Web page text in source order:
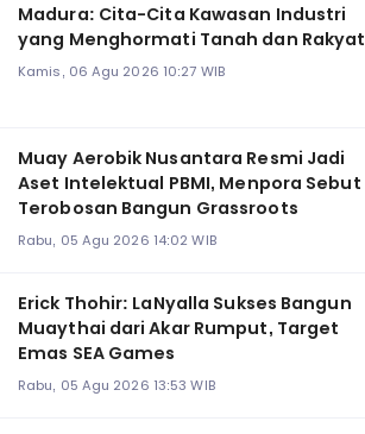
Madura: Cita-Cita Kawasan Industri
yang Menghormati Tanah dan Rakyat
Kamis, 06 Agu 2026 10:27 WIB
Muay Aerobik Nusantara Resmi Jadi
Aset Intelektual PBMI, Menpora Sebut
Terobosan Bangun Grassroots
Rabu, 05 Agu 2026 14:02 WIB
Erick Thohir: LaNyalla Sukses Bangun
Muaythai dari Akar Rumput, Target
Emas SEA Games
Rabu, 05 Agu 2026 13:53 WIB